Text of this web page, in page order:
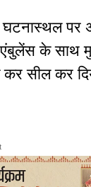
पर
एंबुलेंस के साथ
कर सील कर